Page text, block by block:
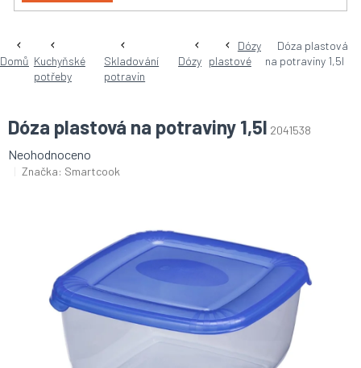
Domů Kuchyňské
potřeby
Skladování
potravin
Dózy
Dózy
plastové
Dóza plastová
na potraviny 1,5l
Dóza plastová na potraviny 1,5l 2041538
Průměrné
hodnocení
Neohodnoceno
Značka: Smartcook